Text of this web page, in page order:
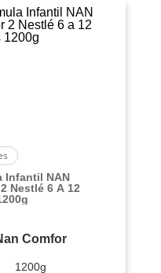
Infantil NAN
Nestlé 6 A 12
Comfor
1200g